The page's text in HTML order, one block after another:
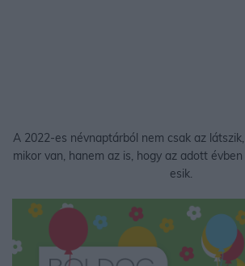
A 2022-es névnaptárból nem csak az
mikor van, hanem az is, hogy az adott
esik.